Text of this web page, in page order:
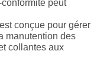
peut
conçue pour gérer
manutention des
collantes aux